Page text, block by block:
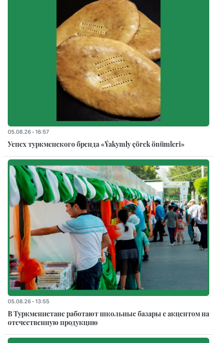
05.08.26 - 16:57
Успех туркменского бренда «Ýakymly çörek önümleri»
05.08.26 - 13:55
В Туркменистане работают школьные базары с акцентом на
отечественную продукцию